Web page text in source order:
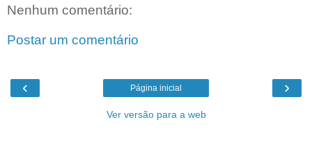
Nenhum comentário:
Postar um comentário
‹ ›
Página inicial
Ver versão para a web